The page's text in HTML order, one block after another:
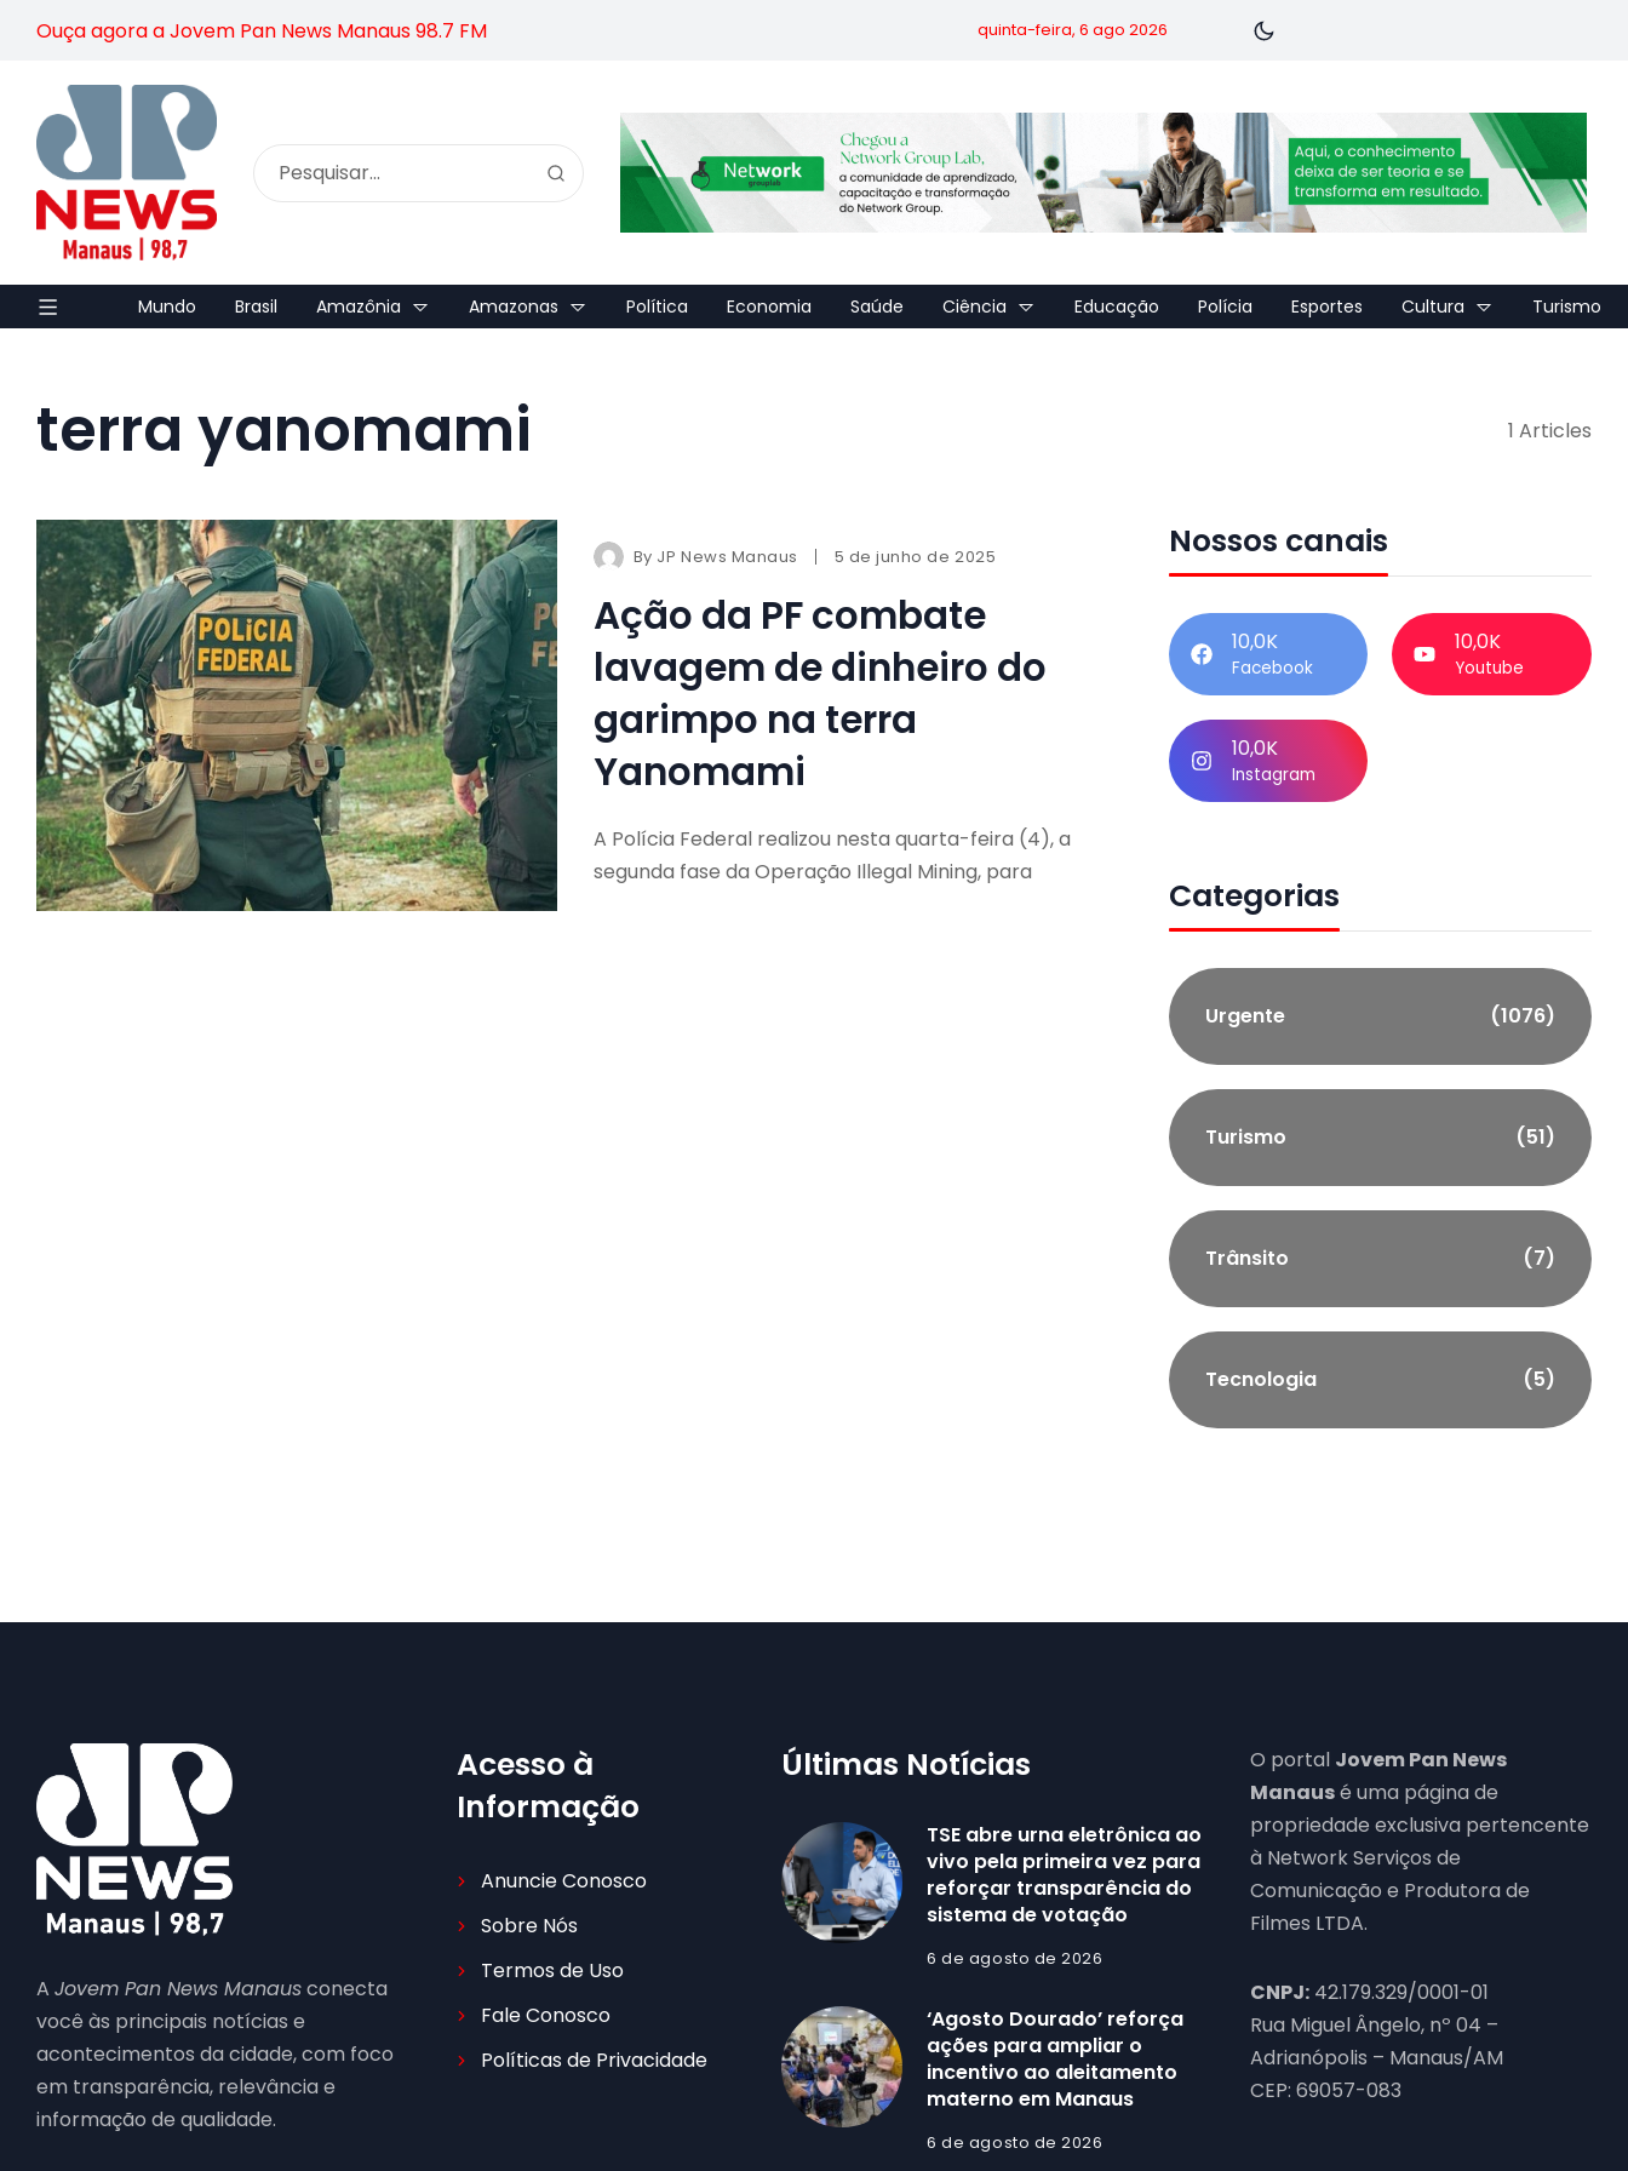
Ouça agora a Jovem Pan News Manaus 98.7 FM quinta-feira, 6 ago 2026
Mundo Brasil Amazônia Amazonas Política Economia Saúde Ciência Educação Polícia Esportes Cultura Turismo
terra yanomami 1 Articles
By JP News Manaus 5 de junho de 2025
Ação da PF combate
lavagem de dinheiro do
garimpo na terra
Yanomami
A Polícia Federal realizou nesta quarta-feira (4), a
segunda fase da Operação Illegal Mining, para
Nossos canais
10,0K
Facebook
10,0K
Youtube
10,0K
Instagram
Categorias
Urgente (1076)
Turismo (51)
Trânsito (7)
Tecnologia (5)
A Jovem Pan News Manausconecta
você às principais notícias e
acontecimentos da cidade, com foco
em transparência, relevância e
informação de qualidade.
Acesso à
Informação
Anuncie Conosco
Sobre Nós
Termos de Uso
Fale Conosco
Políticas de Privacidade
Últimas Notícias
TSE abre urna eletrônica ao
vivo pela primeira vez para
reforçar transparência do
sistema de votação
6 de agosto de 2026
‘Agosto Dourado’ reforça
ações para ampliar o
incentivo ao aleitamento
materno em Manaus
6 de agosto de 2026
O portal Jovem Pan News
Manausé uma página de
propriedade exclusiva pertencente
à Network Serviços de
Comunicação e Produtora de
Filmes LTDA.
CNPJ:42.179.329/0001-01
Rua Miguel Ângelo, nº 04 –
Adrianópolis – Manaus/AM
CEP: 69057-083